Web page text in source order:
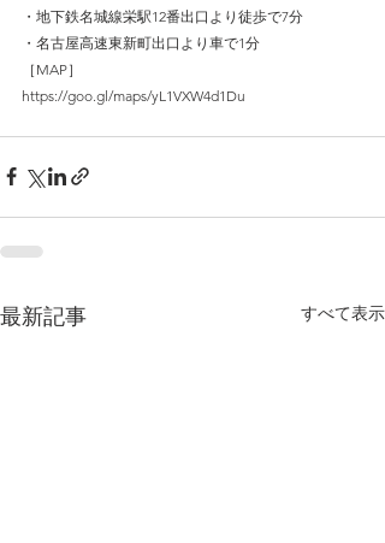
・地下鉄名城線栄駅12番出口より徒歩で7分
・名古屋高速東新町出口より車で1分
［MAP］
https://goo.gl/maps/yL1VXW4d1Du
最新記事 すべて表示